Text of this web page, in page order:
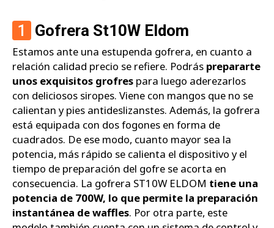
1 Gofrera St10W Eldom
Estamos ante una estupenda gofrera, en cuanto a
relación calidad precio se refiere. Podrás prepararte
unos exquisitos grofres para luego aderezarlos
con deliciosos siropes. Viene con mangos que no se
calientan y pies antideslizanstes. Además, la gofrera
está equipada con dos fogones en forma de
cuadrados. De ese modo, cuanto mayor sea la
potencia, más rápido se calienta el dispositivo y el
tiempo de preparación del gofre se acorta en
consecuencia. La gofrera ST10W ELDOM tiene una
potencia de 700W, lo que permite la preparación
instantánea de waffles. Por otra parte, este